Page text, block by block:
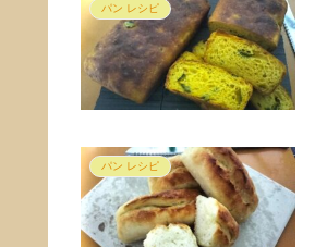
パン レシピ
パン レシピ